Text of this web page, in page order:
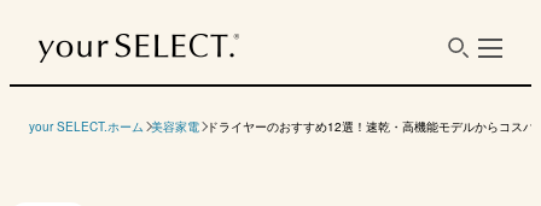
your SELECT.ホーム 美容家電 ドライヤーのおすすめ12選！速乾・高機能モデルからコスパ
タイプ 高機能